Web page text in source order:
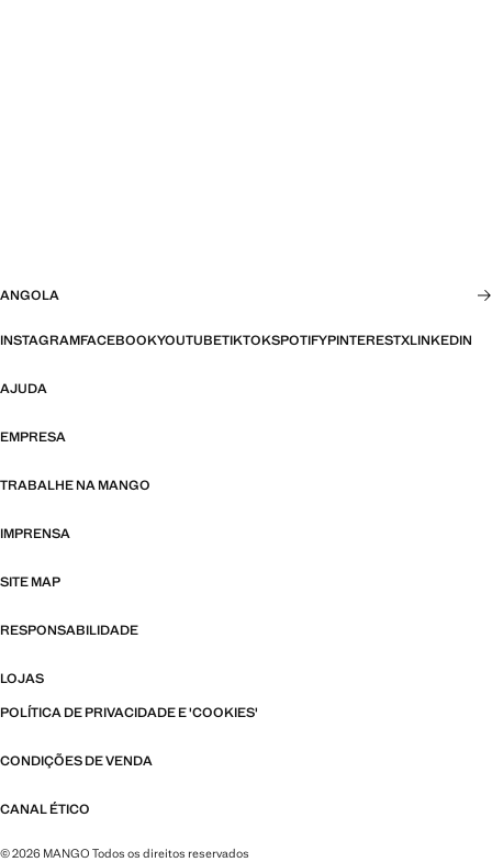
ANGOLA
INSTAGRAMFACEBOOKYOUTUBETIKTOKSPOTIFYPINTERESTXLINKEDIN
AJUDA
EMPRESA
TRABALHE NA MANGO
IMPRENSA
SITE MAP
RESPONSABILIDADE
LOJAS
POLÍTICA DE PRIVACIDADE E 'COOKIES'
CONDIÇÕES DE VENDA
CANAL ÉTICO
© 2026 MANGO Todos os direitos reservados